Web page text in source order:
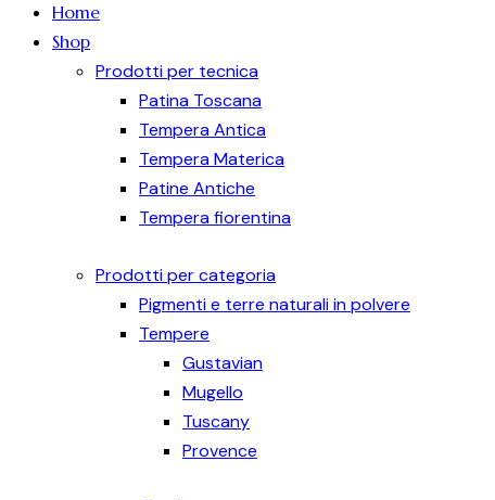
Home
Shop
Prodotti per tecnica
Patina Toscana
Tempera Antica
Tempera Materica
Patine Antiche
Tempera fiorentina
Prodotti per categoria
Pigmenti e terre naturali in polvere
Tempere
Gustavian
Mugello
Tuscany
Provence